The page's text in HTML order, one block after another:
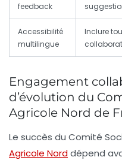
feedback
Accessibilité
multilingue
Inclure
Engagement
d’évolution du
Agricole Nord de
Le succès du Comité
Agricole Norddépend